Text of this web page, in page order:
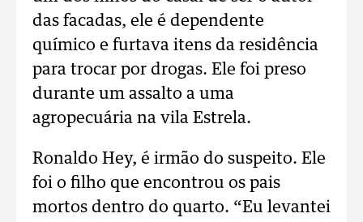
das facadas, ele é dependente
químico e furtava itens da residência
para trocar por drogas. Ele foi preso
durante um assalto a uma
agropecuária na vila Estrela.
Ronaldo Hey, é irmão do suspeito. Ele
foi o filho que encontrou os pais
mortos dentro do quarto. “Eu levantei